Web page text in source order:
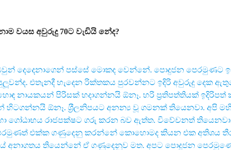
වයස අවුරුදු 70ට වැඩියි නේද?
දෙදෙනාගෙන් පස්සේ මොකද වෙන්නේ. පොදුජන පෙරමුණට
එතැනදී හැදෙන රික්තකය පුරවන්නට ඉදිරි අවුරුදු දෙක
නායකයන් පිරිසක් හදාගන්නයි ඕනෑ. හරි ප‍්‍රතිපත්තියක්
හිටගන්නයි ඕනෑ. ශ‍්‍රීලනිපයට අනන්‍ය වූ ගමනක් තියෙනවා. අපි
ගෝඨාභය රාජපක්ෂට ගරු කරන බව ඇත්ත. විවේචනත්
එක්ක ගණුදෙනු කරන්නේ කොහොමද කියන එක අතිශය
අනාගතය තියෙන්නේ ඒ ගණුදෙනුව මත. අපට පොදුජන